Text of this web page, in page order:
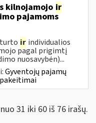
kilnojamojo ir
pajamoms
turto ir individualios
pagal prigimtį
nuosavybėn)...
Gyventojų pajamų
31 iki 60 iš 76 irašų.